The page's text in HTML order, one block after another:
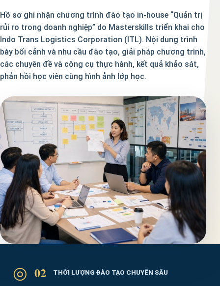
Hồ sơ ghi nhận chương trình đào tạo in-house “Quản trị
rủi ro trong doanh nghiệp” do Masterskills triển khai cho
Indo Trans Logistics Corporation (ITL). Nội dung trình
bày bối cảnh và nhu cầu đào tạo, giải pháp chương trình,
các chuyên đề và công cụ thực hành, kết quả khảo sát,
phản hồi học viên cùng hình ảnh lớp học.
◎ 02 THỜI LƯỢNG ĐÀO TẠO CHUYÊN SÂU